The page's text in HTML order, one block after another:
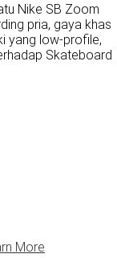
Nike SB Zoom
pria, gaya khas
yang low-profile,
Skateboard
More